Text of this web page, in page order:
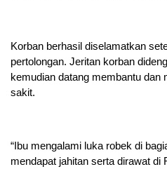
Korban berhasil diselamatkan
pertolongan. Jeritan korban
kemudian datang membantu dan
sakit.
“Ibu mengalami luka robek di
mendapat jahitan serta dirawat di